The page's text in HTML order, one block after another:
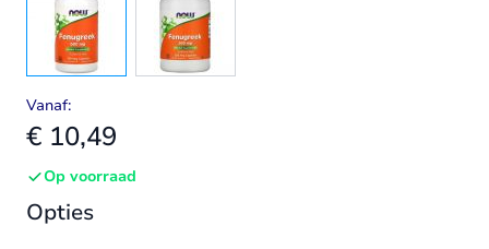
Vanaf:
€ 10,49
Op voorraad
Opties